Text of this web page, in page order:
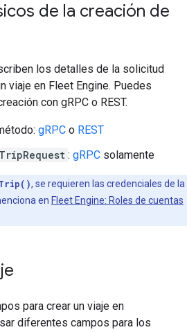
de la creación de
los detalles de la solicitud
viaje en Fleet Engine. Puedes
con gRPC o REST.
gRPC o REST
: gRPC solamente
, se requieren las credenciales de la
en Fleet Engine: Roles de cuentas
para crear un viaje en
diferentes campos para los